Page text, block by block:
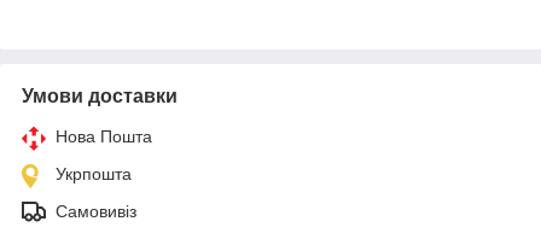
Умови доставки
Нова Пошта
Укрпошта
Самовивіз